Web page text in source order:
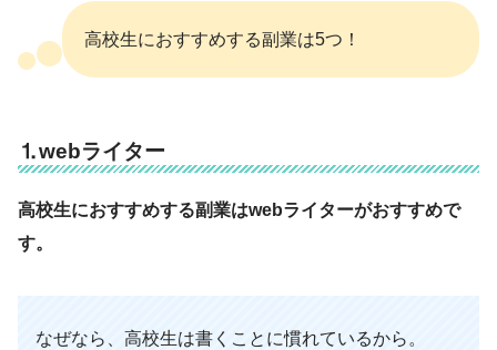
高校生におすすめする副業は5つ！
⒈webライター
高校生におすすめする副業はwebライターがおすすめで
す。
なぜなら、高校生は書くことに慣れているから。